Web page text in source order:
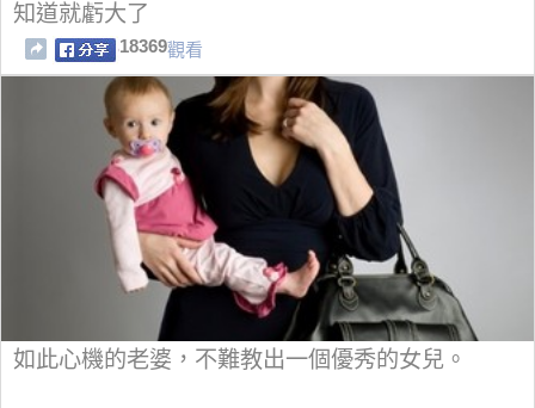
知道就虧大了
18369觀看
如此心機的老婆，不難教出一個優秀的女兒。